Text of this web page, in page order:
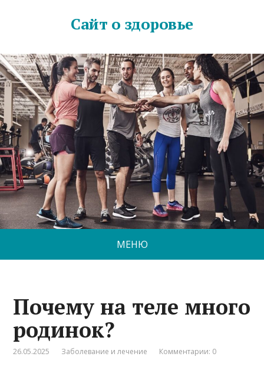
Сайт о здоровье
МЕНЮ
Почему на теле много
родинок?
26.05.2025 Заболевание и лечение Комментарии: 0